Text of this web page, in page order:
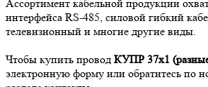
Ассортимент кабельной продукции
интерфейса RS-485, силовой гибкий
телевизионный и многие другие виды.
Чтобы купить провод КУПР 37х1
электронную форму или обратитесь по